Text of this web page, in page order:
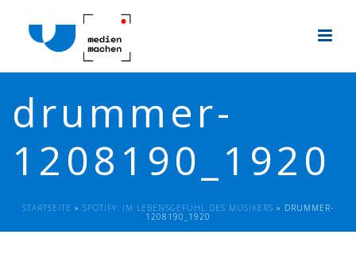
drummer-
1208190_1920
STARTSEITE » SPOTIFY: IM LEBENSGEFÜHL DES MUSIKERS » DRUMMER-
1208190_1920